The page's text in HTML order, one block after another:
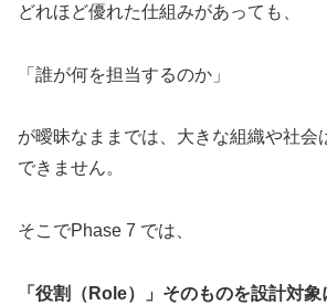
どれほど優れた仕組みがあっても、
「誰が何を担当するのか」
が曖昧なままでは、大きな組織や社会
できません。
そこでPhase 7 では、
「役割（Role）」そのものを設計対象